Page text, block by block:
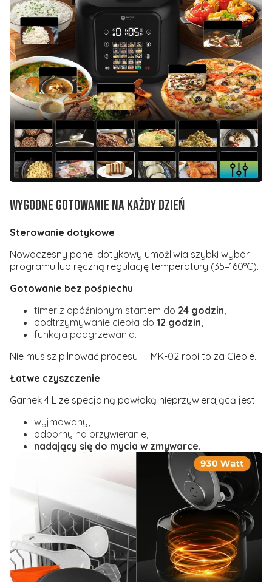
Wygodne gotowanie na każdy dzień
Sterowanie dotykowe
Nowoczesny panel dotykowy umożliwia szybki wybór
programu lub ręczną regulację temperatury (35–160°C).
Gotowanie bez pośpiechu
timer z opóźnionym startem do 24 godzin,
podtrzymywanie ciepła do 12 godzin,
funkcja podgrzewania.
Nie musisz pilnować procesu — MK-02 robi to za Ciebie.
Łatwe czyszczenie
Garnek 4 L ze specjalną powłoką nieprzywierającą jest:
wyjmowany,
odporny na przywieranie,
nadający się do mycia w zmywarce.